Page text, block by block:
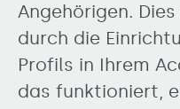
Angehörigen.
durch die
Profils in Ihrem
das funktioniert,